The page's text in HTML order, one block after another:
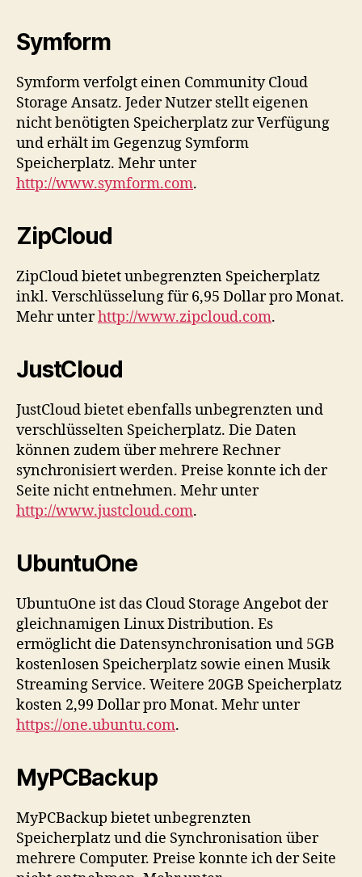
Symform
Symform verfolgt einen Community Cloud
Storage Ansatz. Jeder Nutzer stellt eigenen
nicht benötigten Speicherplatz zur Verfügung
und erhält im Gegenzug Symform
Speicherplatz. Mehr unter
http://www.symform.com.
ZipCloud
ZipCloud bietet unbegrenzten Speicherplatz
inkl. Verschlüsselung für 6,95 Dollar pro Monat.
Mehr unterhttp://www.zipcloud.com.
JustCloud
JustCloud bietet ebenfalls unbegrenzten und
verschlüsselten Speicherplatz. Die Daten
können zudem über mehrere Rechner
synchronisiert werden. Preise konnte ich der
Seite nicht entnehmen. Mehr unter
http://www.justcloud.com.
UbuntuOne
UbuntuOne ist das Cloud Storage Angebot der
gleichnamigen Linux Distribution. Es
ermöglicht die Datensynchronisation und 5GB
kostenlosen Speicherplatz sowie einen Musik
Streaming Service. Weitere 20GB Speicherplatz
kosten 2,99 Dollar pro Monat. Mehr unter
https://one.ubuntu.com.
MyPCBackup
MyPCBackup bietet unbegrenzten
Speicherplatz und die Synchronisation über
mehrere Computer. Preise konnte ich der Seite